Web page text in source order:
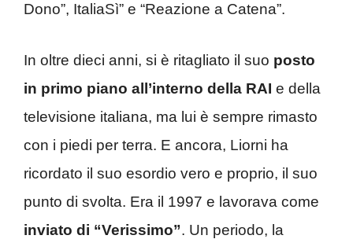
Dono”, ItaliaSì” e “Reazione a Catena”.
In oltre dieci anni, si è ritagliato il suo posto
in primo piano all’interno della RAI e della
televisione italiana, ma lui è sempre rimasto
con i piedi per terra. E ancora, Liorni ha
ricordato il suo esordio vero e proprio, il suo
punto di svolta. Era il 1997 e lavorava come
inviato di “Verissimo”. Un periodo, la